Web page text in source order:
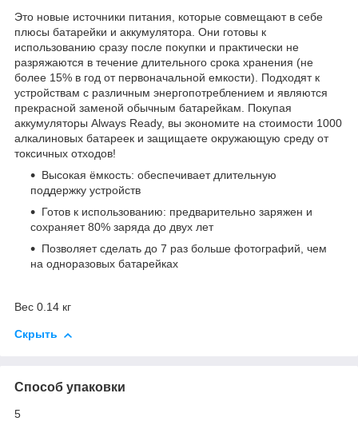
Это новые источники питания, которые совмещают в себе
плюсы батарейки и аккумулятора. Они готовы к
использованию сразу после покупки и практически не
разряжаются в течение длительного срока хранения (не
более 15% в год от первоначальной емкости). Подходят к
устройствам с различным энергопотреблением и являются
прекрасной заменой обычным батарейкам. Покупая
аккумуляторы Always Ready, вы экономите на стоимости 1000
алкалиновых батареек и защищаете окружающую среду от
токсичных отходов!
Высокая ёмкость: обеспечивает длительную
поддержку устройств
Готов к использованию: предварительно заряжен и
сохраняет 80% заряда до двух лет
Позволяет сделать до 7 раз больше фотографий, чем
на одноразовых батарейках
Вес 0.14 кг
Скрыть
Способ упаковки
5